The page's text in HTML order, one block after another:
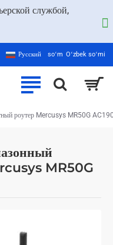
службой,
Русский soʻm Oʻzbek soʻmi
MR50G
роутер Mercusys MR50G